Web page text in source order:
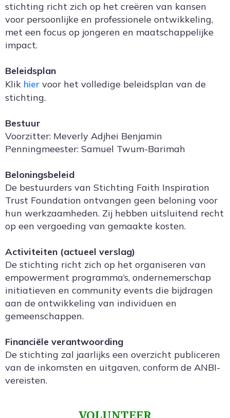
stichting richt zich op het creëren van kansen
voor persoonlijke en professionele ontwikkeling,
met een focus op jongeren en maatschappelijke
impact.
Beleidsplan
Klik hier voor het volledige beleidsplan van de
stichting.
Bestuur
Voorzitter: Meverly Adjhei Benjamin
Penningmeester: Samuel Twum-Barimah
Beloningsbeleid
De bestuurders van Stichting Faith Inspiration
Trust Foundation ontvangen geen beloning voor
hun werkzaamheden. Zij hebben uitsluitend recht
op een vergoeding van gemaakte kosten.
Activiteiten (actueel verslag)
De stichting richt zich op het organiseren van
empowerment programma’s, ondernemerschap
initiatieven en community events die bijdragen
aan de ontwikkeling van individuen en
gemeenschappen.
Financiële verantwoording
De stichting zal jaarlijks een overzicht publiceren
van de inkomsten en uitgaven, conform de ANBI-
vereisten.